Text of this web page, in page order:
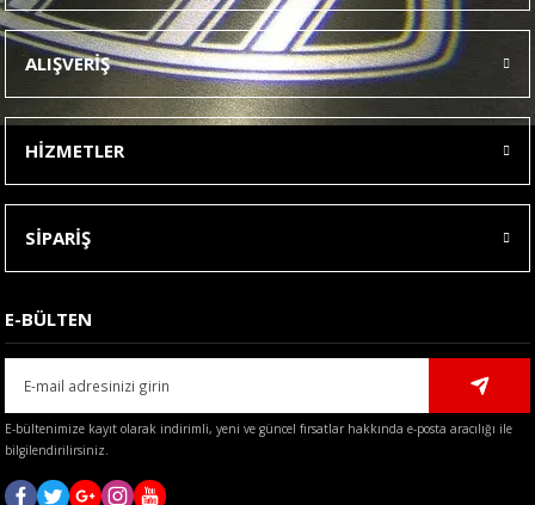
Ürün resmi kalitesiz, bozuk veya görüntülenemiyor.
Ürün açıklamasında eksik bilgiler bulunuyor.
Ürün bilgilerinde hatalar bulunuyor.
Ürün fiyatı diğer sitelerden daha pahalı.
Bu ürüne benzer farklı alternatifler olmalı.
Gönder
ALIŞVERİŞ
HİZMETLER
SİPARİŞ
E-BÜLTEN
E-bültenimize kayıt olarak indirimli, yeni ve güncel fırsatlar hakkında e-posta aracılığı ile
bilgilendirilirsiniz.